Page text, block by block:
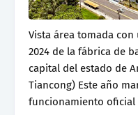
Vista área tomada
2024 de la fábrica de
capital del estado de
Tiancong) Este año
funcionamiento oficial